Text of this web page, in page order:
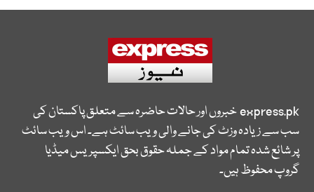
express.pkخبروں اور حالات حاضرہ سے متعلق پاکستان کی
سب سے زیادہ وزٹ کی جانے والی ویب سائٹ ہے۔ اس ویب سائٹ
پر شائع شدہ تمام مواد کے جملہ حقوق بحق ایکسپریس میڈیا
گروپ محفوظ ہیں۔